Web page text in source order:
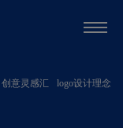
创意灵感汇
logo设计理念